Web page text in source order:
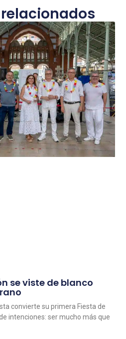
se viste de blanco
convierte su primera Fiesta de
intenciones: ser mucho más que